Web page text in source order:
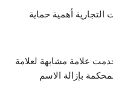
التجارية أهمية حماية
علامة مشابهة لعلامة
بإزالة الاسم